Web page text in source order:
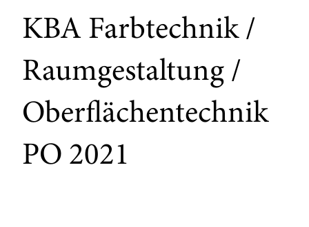
KBA Farbtechnik /
Raumgestaltung /
Oberflächentechnik
PO 2021